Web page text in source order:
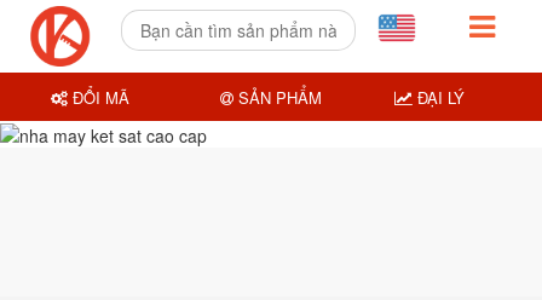
ĐỔI MÃ SẢN PHẨM ĐẠI LÝ